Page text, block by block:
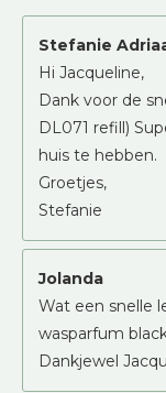
Stefanie
Hi Jacqueline,
Dank voor de
DL071 refill)
huis te hebben.
Groetjes,
Stefanie
Jolanda
Wat een snelle
wasparfum
Dankjewel